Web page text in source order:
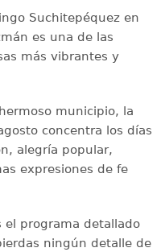
Suchitepéquez en
es una de las
más vibrantes y
municipio, la
concentra los días
alegría popular,
expresiones de fe
el programa detallado
ningún detalle de